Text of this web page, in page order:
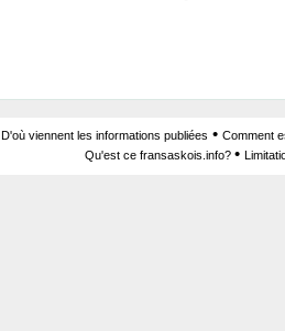
D'où viennent les informations publiées • Comment
Qu'est ce fransaskois.info? •